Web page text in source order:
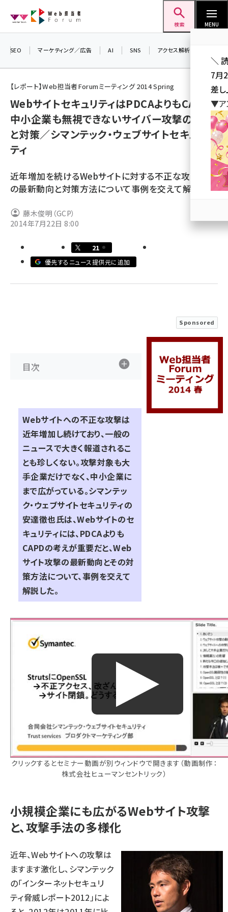
ン
検索 MENU
seo (3519)
ai (2801)
note (2310)
セミナー (2301)
z世代 (1620)
meo (1274)
llmo (1160)
SEO マーケティング／広告 AI SNS アクセス解析／データ分析
【レポート】Web担当者Forumミーティング 2014 Spring
WebサイトセキュリティはPDCAよりもCAPD、
中小企業も無視できないサイバー攻撃の傾向
と対策／シマンテック・ウェブサイトセキュリ
ティ
近年増加を続けるWebサイトに対する不正な攻撃、そ
の最新動向と対策方法について事例を交えて解説
藤木俊明（GCP）
2014年7月22日 8:00
21
優先するニュース提供元に追加
Sponsored
目次
Webサイトへの不正な攻撃は
近年増加し続けており、一般の
ニュースで大きく報道されるこ
とも珍しくない。攻撃対象も大
手企業だけでなく、中小企業に
まで広がっている。シマンテッ
ク・ウェブサイトセキュリティの
安達徹也氏は、Webサイトのセ
キュリティには、PDCAよりも
CAPDの考えが重要だと、Web
サイト攻撃の最新動向とその対
策方法について、事例を交えて
解説した。
クリックするとセミナー動画が別ウィンドウで開きます（動画制作：
株式会社ヒューマンセントリック）
小規模企業にも広がるWebサイト攻撃
と、攻撃手法の多様化
近年、Webサイトへの攻撃は
ますます激化し、シマンテック
の「インターネットセキュリ
ティ脅威レポート2012」によ
＼
7月
差し
▼ア